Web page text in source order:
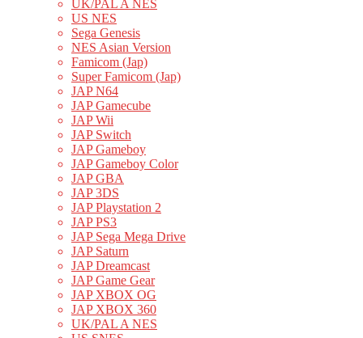
UK/PAL A NES
US NES
Sega Genesis
NES Asian Version
Famicom (Jap)
Super Famicom (Jap)
JAP N64
JAP Gamecube
JAP Wii
JAP Switch
JAP Gameboy
JAP Gameboy Color
JAP GBA
JAP 3DS
JAP Playstation 2
JAP PS3
JAP Sega Mega Drive
JAP Saturn
JAP Dreamcast
JAP Game Gear
JAP XBOX OG
JAP XBOX 360
UK/PAL A NES